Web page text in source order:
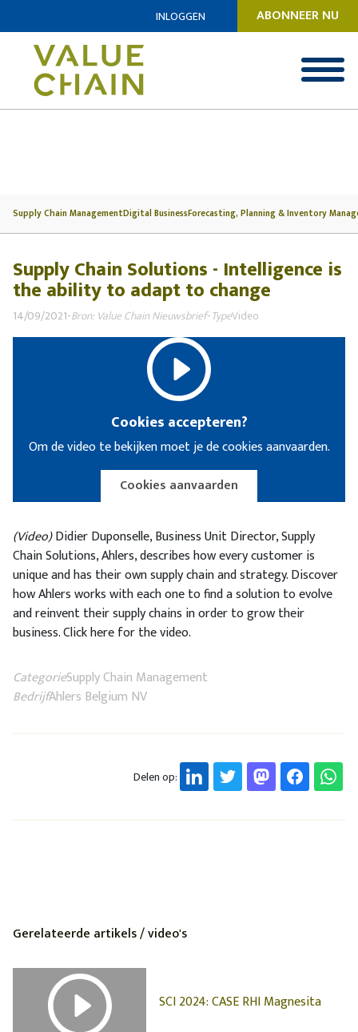
INLOGGEN ABONNEER NU
Supply Chain ManagementDigital BusinessForecasting, Planning & Inventory
Supply Chain Solutions - Intelligence is
the ability to adapt to change
14/09/2021-Bron: Value Chain Nieuwsbrief-TypeVideo
Cookies accepteren?
Om de video te bekijken moet je de cookies aanvaarden.
Cookies aanvaarden
(Video)Didier Duponselle, Business Unit Director, Supply
Chain Solutions, Ahlers, describes how every customer is
unique and has their own supply chain and strategy. Discover
how Ahlers works with each one to find a solution to evolve
and reinvent their supply chains in order to grow their
business. Click here for the video.
CategorieSupply Chain Management
BedrijfAhlers Belgium NV
Delen op:
Gerelateerde artikels / video's
SCI 2024: CASE RHI Magnesita